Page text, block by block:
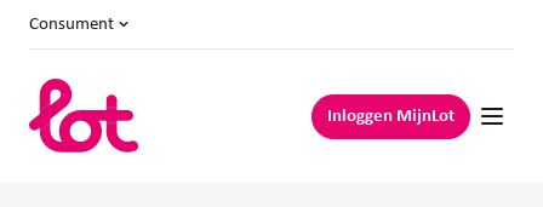
Consument
Inloggen MijnLot